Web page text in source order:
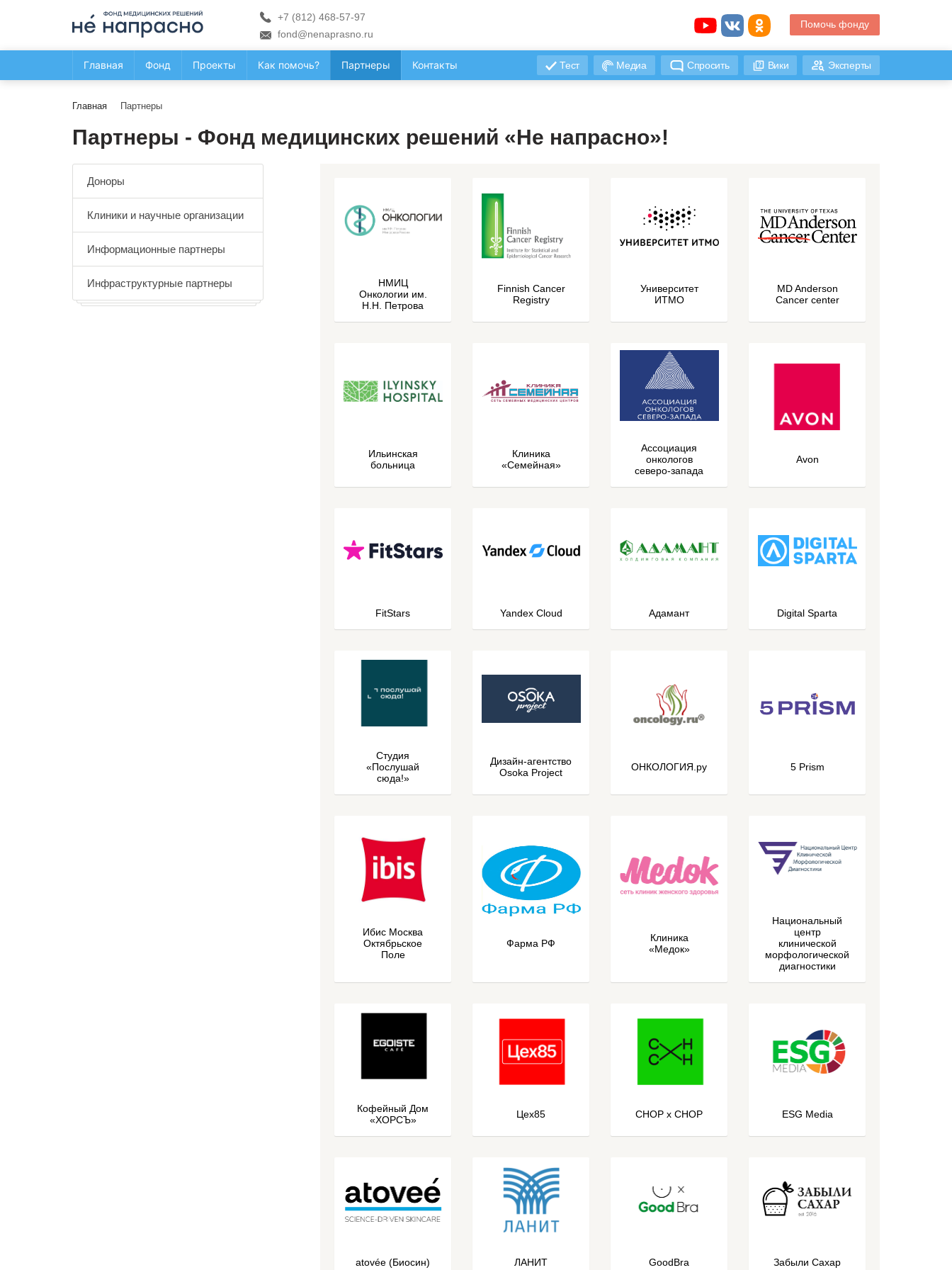
+7 (812) 468-57-97
fond@nenaprasno.ru
Помочь фонду
Главная Фонд Проекты Как помочь? Партнеры Контакты Тест Медиа Спросить Вики Эксперты
Главная Партнеры
Партнеры - Фонд медицинских решений «Не напрасно»!
Доноры
Клиники и научные организации
Информационные партнеры
Инфраструктурные партнеры
НМИЦ
Онкологии им.
Н.Н. Петрова
Finnish Cancer
Registry
Университет
ИТМО
MD Anderson
Cancer center
Ильинская
больница
Клиника
«Семейная»
Ассоциация
онкологов
северо-запада
Avon
FitStars Yandex Cloud Адамант Digital Sparta
Студия
«Послушай
сюда!»
Дизайн-агентство
Osoka Project
ОНКОЛОГИЯ.ру 5 Prism
Ибис Москва
Октябрьское
Поле
Фарма РФ
Клиника
«Медок»
Национальный
центр
клинической
морфологической
диагностики
Кофейный Дом
«ХОРСЪ»
Цех85 CHOP x CHOP ESG Media
atovée (Биосин) ЛАНИТ GoodBra Забыли Сахар